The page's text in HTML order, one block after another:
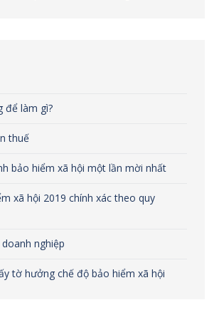
để làm gì?
thuế
bảo hiểm xã hội một lần mời nhất
xã hội 2019 chính xác theo quy
nghiệp
tờ hưởng chế độ bảo hiểm xã hội